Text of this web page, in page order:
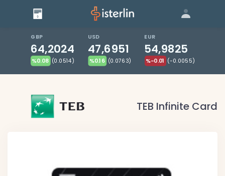
| Blog | Giriş
GBP
64,2024
%0.08 (0.0514)
USD
47,6951
%0.16 (0.0763)
EUR
54,9825
%-0.01 (-0.0055)
TEB Infinite Card